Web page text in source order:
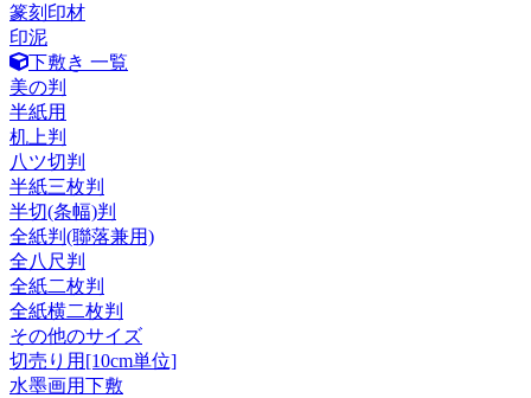
篆刻印材
印泥
下敷き 一覧
美の判
半紙用
机上判
八ツ切判
半紙三枚判
半切(条幅)判
全紙判(聯落兼用)
全八尺判
全紙二枚判
全紙横二枚判
その他のサイズ
切売り用[10cm単位]
水墨画用下敷